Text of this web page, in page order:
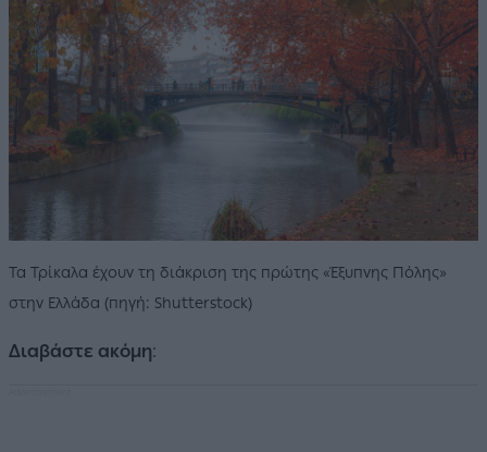
Τα Τρίκαλα έχουν τη διάκριση της πρώτης «Έξυπνης Πόλης»
στην Ελλάδα (πηγή: Shutterstock)
Διαβάστε ακόμη: